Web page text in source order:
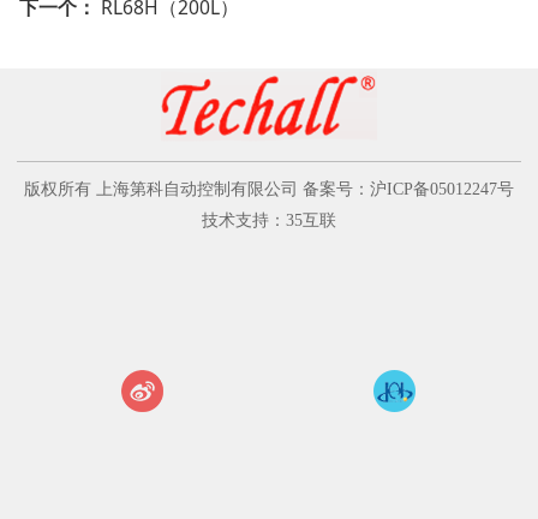
下一个： RL68H（200L）
版权所有 上海第科自动控制有限公司 备案号：沪ICP备05012247号
技术支持：35互联